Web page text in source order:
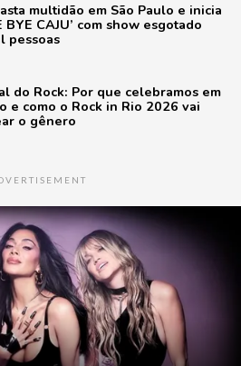
multidão em São Paulo e inicia
BYE CAJU’ com show esgotado
pessoas
do Rock: Por que celebramos em
e como o Rock in Rio 2026 vai
o gênero